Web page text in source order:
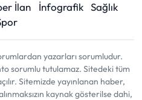
İlan İnfografik Sağlık
yazarları sorumludur.
sorumlu tutulamaz. Sitedeki tüm
Sitemizde yayınlanan haber,
kaynak gösterilse dahi,